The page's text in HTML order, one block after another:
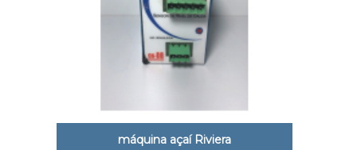
máquina açaí Riviera